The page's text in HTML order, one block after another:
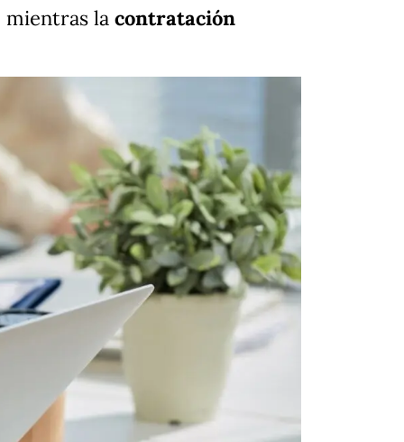
mientras la contratación